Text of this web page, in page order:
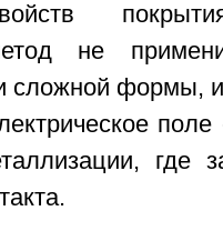
не
сложной формы,
поле
где